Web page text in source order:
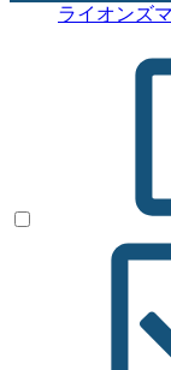
ライオンズ